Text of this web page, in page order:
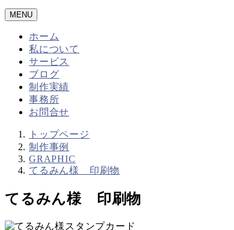
MENU
ホーム
私について
サービス
ブログ
制作実績
事務所
お問合せ
トップページ
制作事例
GRAPHIC
てるみん様 印刷物
てるみん様 印刷物